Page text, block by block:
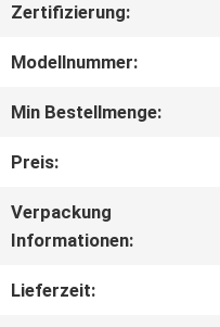
FABRIK-
AUSFLUG
TRETEN
Zertifizierung:
Modellnummer:
Min Bestellmenge:
Preis:
Verpackung
Informationen:
Lieferzeit: